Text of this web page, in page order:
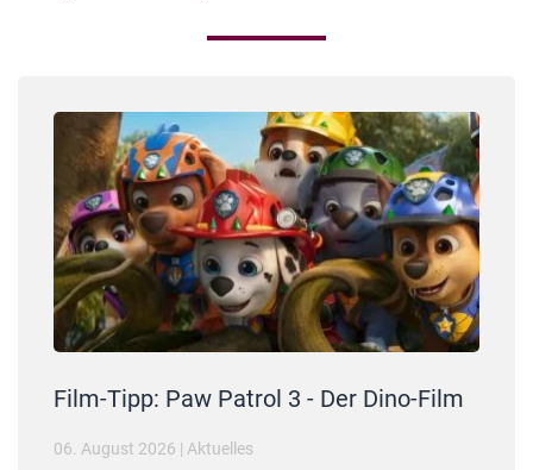
Film-Tipp: Paw Patrol 3 - Der Dino-Film
06. August 2026 | Aktuelles